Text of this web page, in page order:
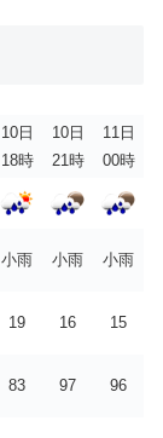
10日
18時
10日
21時
11日
00時
小雨 小雨 小雨
19 16 15
83 97 96